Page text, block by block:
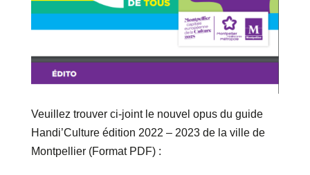
Veuillez trouver ci-joint le nouvel opus du guide
Handi’Culture édition 2022 – 2023 de la ville de
Montpellier (Format PDF) :